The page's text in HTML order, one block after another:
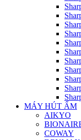
MÁY HÚT ẨM
AIKYO
COWAY